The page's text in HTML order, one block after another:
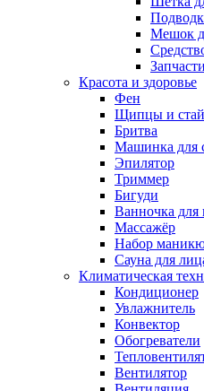
Мешок
Запчасти
Красота и здоровье
Фен
Щипцы и
Бритва
Машинка для
Эпилятор
Триммер
Бигуди
Ванночка для
Массажёр
Набор
Сауна для
Климатическая
Кондиционер
Увлажнитель
Конвектор
Обогреватели
Вентилятор